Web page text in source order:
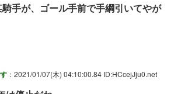
手が、ゴール手前で手綱引いてやが
：2021/01/07(木) 04:10:00.84 ID:HCcejJju0.net